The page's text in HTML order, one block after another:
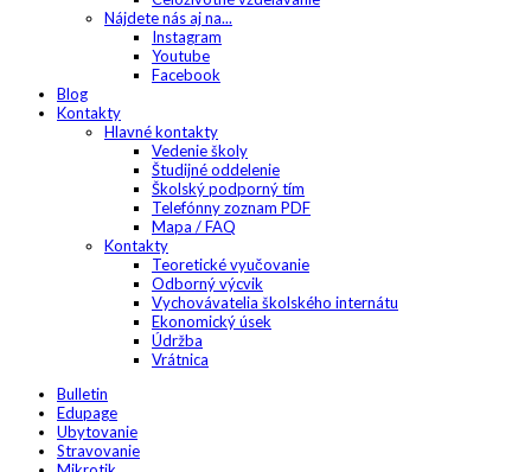
Nájdete nás aj na...
Instagram
Youtube
Facebook
Blog
Kontakty
Hlavné kontakty
Vedenie školy
Študijné oddelenie
Školský podporný tím
Telefónny zoznam PDF
Mapa / FAQ
Kontakty
Teoretické vyučovanie
Odborný výcvik
Vychovávatelia školského internátu
Ekonomický úsek
Údržba
Vrátnica
Bulletin
Edupage
Ubytovanie
Stravovanie